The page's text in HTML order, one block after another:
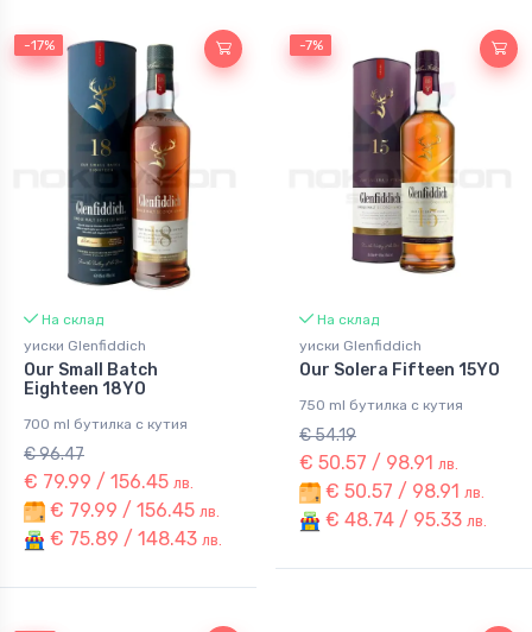
-17%
-17%
На склад
уиски Glenfiddich
Our Small Batch
Eighteen 18YO
700 ml бутилка с кутия
€ 96.47
€ 79.99 / 156.45 лв.
€ 79.99 / 156.45 лв.
€ 75.89 / 148.43 лв.
-7%
-7%
На склад
уиски Glenfiddich
Our Solera Fifteen 15YO
750 ml бутилка с кутия
€ 54.19
€ 50.57 / 98.91 лв.
€ 50.57 / 98.91 лв.
€ 48.74 / 95.33 лв.